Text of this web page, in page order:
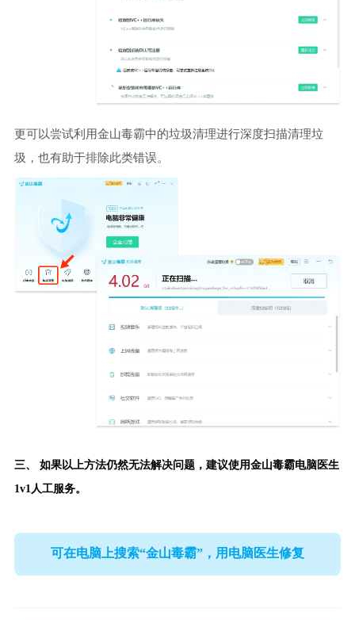
更可以尝试利用金山毒霸中的垃圾清理进行深度扫描清理垃
圾，也有助于排除此类错误。
三、 如果以上方法仍然无法解决问题，建议使用金山毒霸电脑医生
1v1人工服务。
可在电脑上搜索“金山毒霸”，用电脑医生修复